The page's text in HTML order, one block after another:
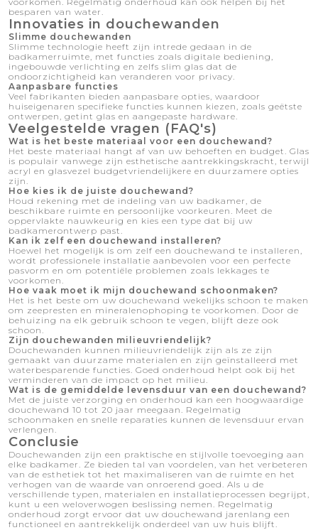
besparen van water.
Innovaties in douchewanden
Slimme douchewanden
Slimme technologie heeft zijn intrede gedaan in de
badkamerruimte, met functies zoals digitale bediening,
ingebouwde verlichting en zelfs slim glas dat de
ondoorzichtigheid kan veranderen voor privacy.
Aanpasbare functies
Veel fabrikanten bieden aanpasbare opties, waardoor
huiseigenaren specifieke functies kunnen kiezen, zoals geëtste
ontwerpen, getint glas en aangepaste hardware.
Veelgestelde vragen (FAQ's)
Wat is het beste materiaal voor een douchewand?
Het beste materiaal hangt af van uw behoeften en budget. Glas
is populair vanwege zijn esthetische aantrekkingskracht, terwijl
acryl en glasvezel budgetvriendelijkere en duurzamere opties
zijn.
Hoe kies ik de juiste douchewand?
Houd rekening met de indeling van uw badkamer, de
beschikbare ruimte en persoonlijke voorkeuren. Meet de
oppervlakte nauwkeurig en kies een type dat bij uw
badkamerontwerp past.
Kan ik zelf een douchewand installeren?
Hoewel het mogelijk is om zelf een douchewand te installeren,
wordt professionele installatie aanbevolen voor een perfecte
pasvorm en om potentiële problemen zoals lekkages te
voorkomen.
Hoe vaak moet ik mijn douchewand schoonmaken?
Het is het beste om uw douchewand wekelijks schoon te maken
om zeepresten en mineralenophoping te voorkomen. Door de
behuizing na elk gebruik schoon te vegen, blijft deze ook
schoon.
Zijn douchewanden milieuvriendelijk?
Douchewanden kunnen milieuvriendelijk zijn als ze zijn
gemaakt van duurzame materialen en zijn geïnstalleerd met
waterbesparende functies. Goed onderhoud helpt ook bij het
verminderen van de impact op het milieu.
Wat is de gemiddelde levensduur van een douchewand?
Met de juiste verzorging en onderhoud kan een hoogwaardige
douchewand 10 tot 20 jaar meegaan. Regelmatig
schoonmaken en snelle reparaties kunnen de levensduur ervan
verlengen.
Conclusie
Douchewanden zijn een praktische en stijlvolle toevoeging aan
elke badkamer. Ze bieden tal van voordelen, van het verbeteren
van de esthetiek tot het maximaliseren van de ruimte en het
verhogen van de waarde van onroerend goed. Als u de
verschillende typen, materialen en installatieprocessen begrijpt,
kunt u een weloverwogen beslissing nemen. Regelmatig
onderhoud zorgt ervoor dat uw douchewand jarenlang een
functioneel en aantrekkelijk onderdeel van uw huis blijft.